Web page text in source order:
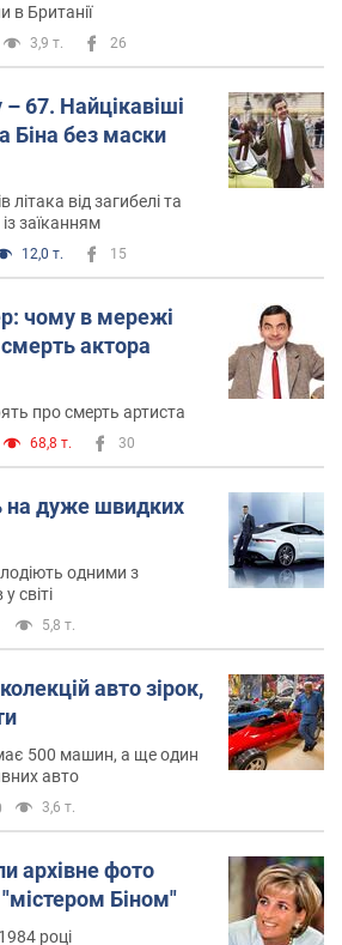
в Британії
3,9 т. 26
67. Найцікавіші
Біна без маски
літака від загибелі та
заїканням
12,0 т. 15
чому в мережі
актора
про смерть артиста
68,8 т. 30
на дуже швидких
одними з
світі
5,8 т.
авто зірок,
500 машин, а ще один
авто
3,6 т.
архівне фото
Біном"
році